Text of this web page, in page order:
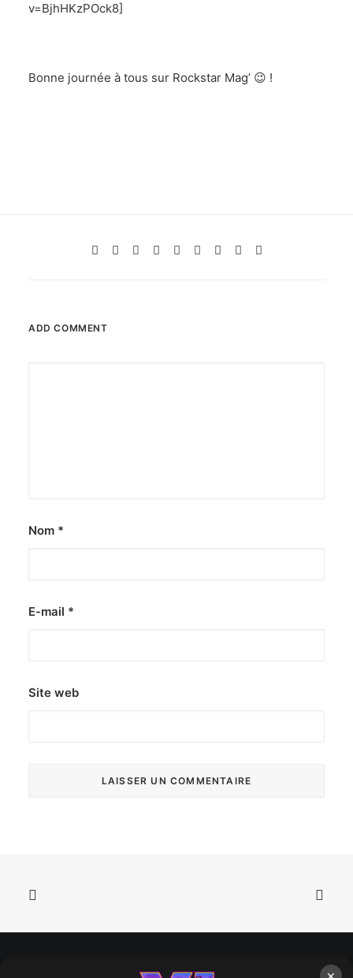
v=BjhHKzPOck8]
Bonne journée à tous sur Rockstar Mag’ 😉 !
ADD COMMENT
Nom *
E-mail *
Site web